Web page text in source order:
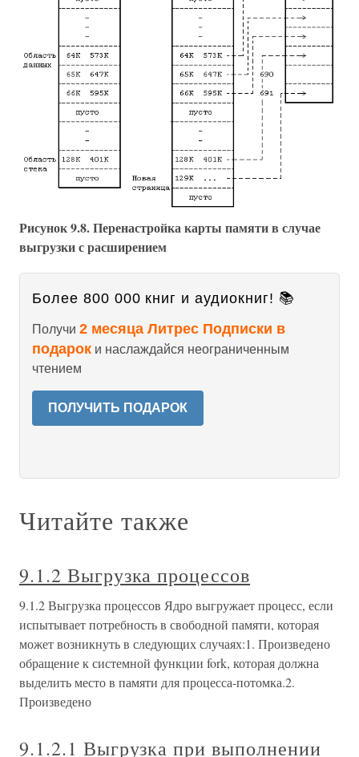
Рисунок 9.8. Перенастройка карты памяти в случае
выгрузки с расширением
Более 800 000 книг и аудиокниг! 📚
Получи 2 месяца Литрес Подписки в
подарок и наслаждайся неограниченным
чтением
ПОЛУЧИТЬ ПОДАРОК
Читайте также
9.1.2 Выгрузка процессов
9.1.2 Выгрузка процессов Ядро выгружает процесс, если
испытывает потребность в свободной памяти, которая
может возникнуть в следующих случаях:1. Произведено
обращение к системной функции fork, которая должна
выделить место в памяти для процесса-потомка.2.
Произведено
9.1.2.1 Выгрузка при выполнении